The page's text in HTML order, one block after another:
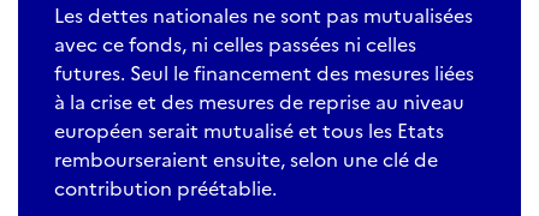
Les dettes nationales ne sont pas mutualisées
avec ce fonds, ni celles passées ni celles
futures. Seul le financement des mesures liées
à la crise et des mesures de reprise au niveau
européen serait mutualisé et tous les Etats
rembourseraient ensuite, selon une clé de
contribution préétablie.